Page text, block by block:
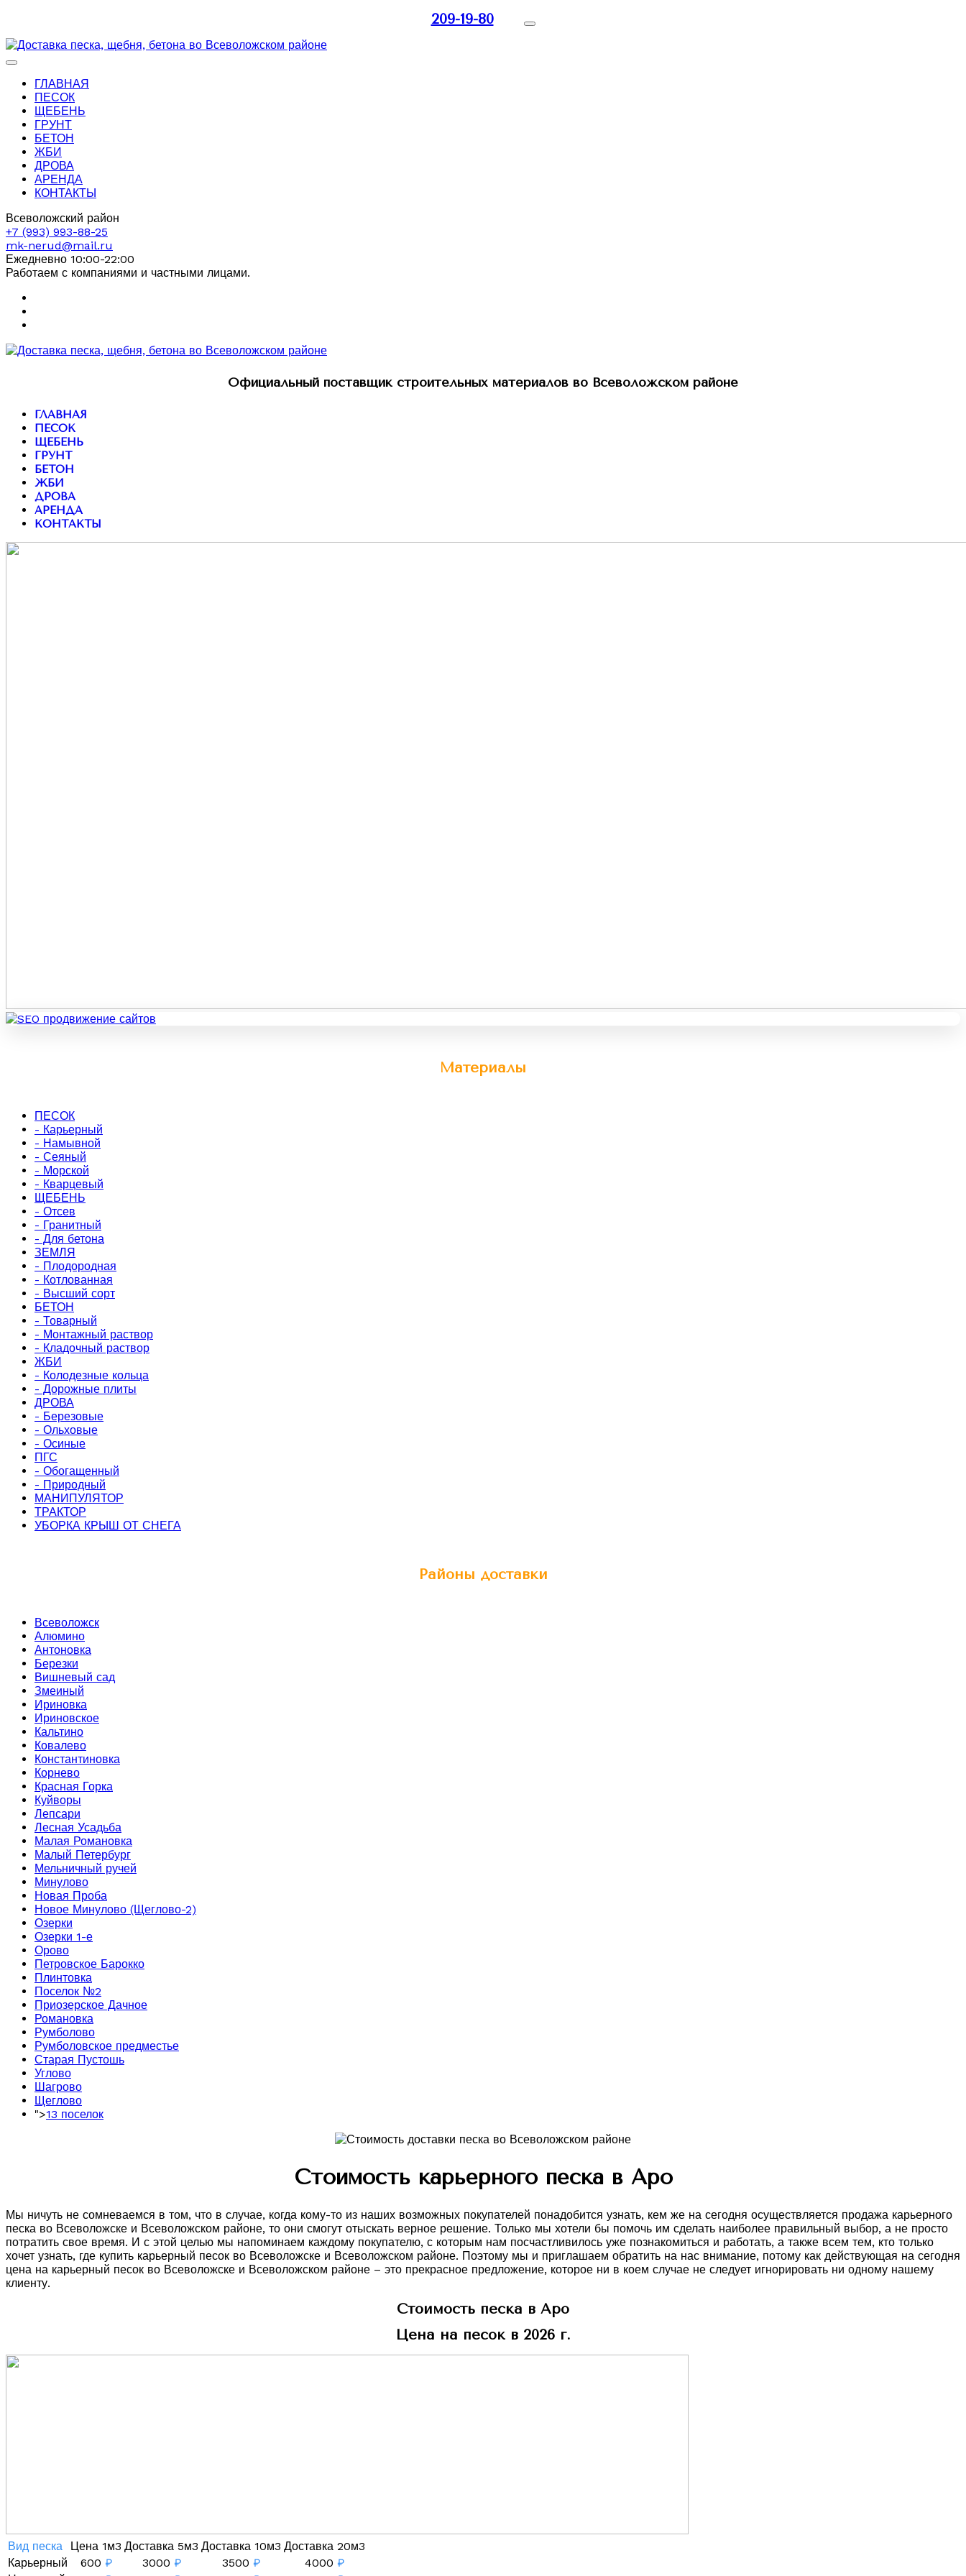
209-19-80
ГЛАВНАЯ
ПЕСОК
ЩЕБЕНЬ
ГРУНТ
БЕТОН
ЖБИ
ДРОВА
АРЕНДА
КОНТАКТЫ
Всеволожский район
+7 (993) 993-88-25
mk-nerud@mail.ru
Ежедневно 10:00-22:00
Работаем с компаниями и частными лицами.
Официальный поставщик строительных материалов во Всеволожском районе
ГЛАВНАЯ
ПЕСОК
ЩЕБЕНЬ
ГРУНТ
БЕТОН
ЖБИ
ДРОВА
АРЕНДА
КОНТАКТЫ
Материалы
ПЕСОК
- Карьерный
- Намывной
- Сеяный
- Морской
- Кварцевый
ЩЕБЕНЬ
- Отсев
- Гранитный
- Для бетона
ЗЕМЛЯ
- Плодородная
- Котлованная
- Высший сорт
БЕТОН
- Товарный
- Монтажный раствор
- Кладочный раствор
ЖБИ
- Колодезные кольца
- Дорожные плиты
ДРОВА
- Березовые
- Ольховые
- Осиные
ПГС
- Обогащенный
- Природный
МАНИПУЛЯТОР
ТРАКТОР
УБОРКА КРЫШ ОТ СНЕГА
Районы доставки
Всеволожск
Алюмино
Антоновка
Березки
Вишневый сад
Змеиный
Ириновка
Ириновское
Кальтино
Ковалево
Константиновка
Корнево
Красная Горка
Куйворы
Лепсари
Лесная Усадьба
Малая Романовка
Малый Петербург
Мельничный ручей
Минулово
Новая Проба
Новое Минулово (Щеглово-2)
Озерки
Озерки 1-е
Орово
Петровское Барокко
Плинтовка
Поселок №2
Приозерское Дачное
Романовка
Румболово
Румболовское предместье
Старая Пустошь
Углово
Шагрово
Щеглово
">13 поселок
Стоимость карьерного песка в Аро
Мы ничуть не сомневаемся в том, что в случае, когда кому-то из наших возможных покупателей понадобится узнать, кем же на сегодня осуществляется продажа карьерного
песка во Всеволожске и Всеволожском районе, то они смогут отыскать верное решение. Только мы хотели бы помочь им сделать наиболее правильный выбор, а не просто
потратить свое время. И с этой целью мы напоминаем каждому покупателю, с которым нам посчастливилось уже познакомиться и работать, а также всем тем, кто только
хочет узнать, где купить карьерный песок во Всеволожске и Всеволожском районе. Поэтому мы и приглашаем обратить на нас внимание, потому как действующая на сегодня
цена на карьерный песок во Всеволожске и Всеволожском районе – это прекрасное предложение, которое ни в коем случае не следует игнорировать ни одному нашему
клиенту.
Стоимость песка в Аро
Цена на песок в 2026 г.
Вид песка Цена 1м3 Доставка 5м3 Доставка 10м3 Доставка 20м3
Карьерный
600 ₽ 3000 ₽ 3500 ₽ 4000 ₽